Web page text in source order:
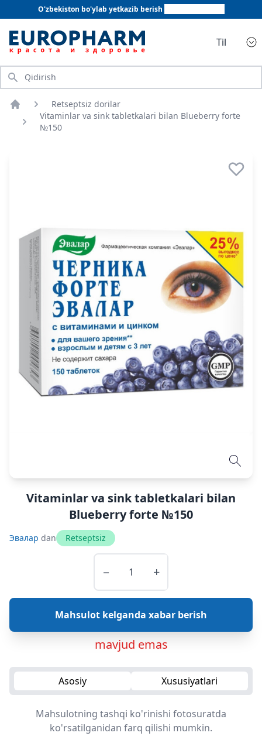
O'zbekiston bo'ylab yetkazib berish
Til
Qidirish
Bosh sahifa
Retseptsiz dorilar
Vitaminlar va sink tabletkalari bilan Blueberry forte
№150
Vitaminlar va sink tabletkalari bilan
Blueberry forte №150
Эвалар dan Retseptsiz
− +
Mahsulot kelganda xabar berish
mavjud emas
Asosiy Xususiyatlari
Mahsulotning tashqi ko'rinishi fotosuratda
ko'rsatilganidan farq qilishi mumkin.